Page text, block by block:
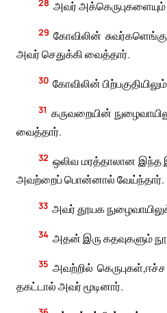
28 அவர்
29 கோவிலின்
அவர் செதுக்கி வைத்தார்.
30 கோவிலின்
31 கருவறையின்
வைத்தார்.
32 ஒலிவ மரத்தாலான இந்த
அவற்றைப் பொன்னால் வேய்ந்தார்.
33 அவர் தூயக
34 அதன் இரு கதவுகளும்
35 அவற்றில்
தகட்டால் அவர் மூடினார்.